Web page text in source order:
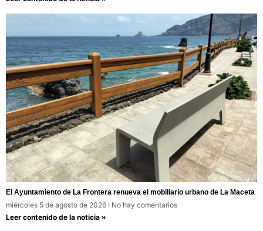
El Ayuntamiento de La Frontera renueva el mobiliario urbano de La Maceta
miércoles 5 de agosto de 2026
No hay comentarios
Leer contenido de la noticia »